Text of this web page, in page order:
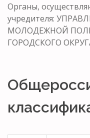
Органы,
учредителя:
МОЛОДЕЖНОЙ
ГОРОДСКОГО